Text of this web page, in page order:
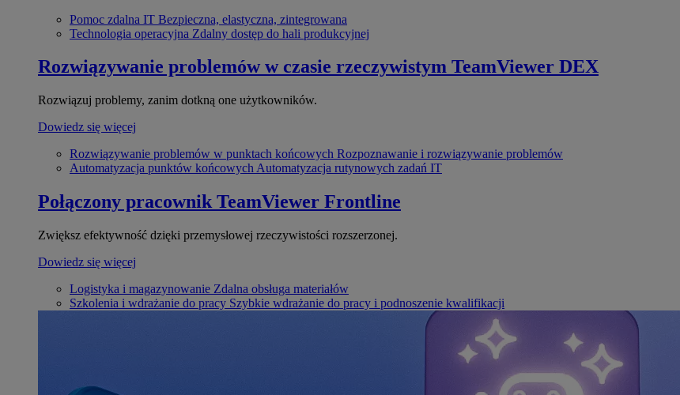
Pomoc zdalna IT Bezpieczna, elastyczna, zintegrowana
Technologia operacyjna Zdalny dostęp do hali produkcyjnej
Rozwiązywanie problemów w czasie rzeczywistym TeamViewer DEX
Rozwiązuj problemy, zanim dotkną one użytkowników.
Dowiedz się więcej
Rozwiązywanie problemów w punktach końcowych Rozpoznawanie i rozwiązywanie problemów
Automatyzacja punktów końcowych Automatyzacja rutynowych zadań IT
Połączony pracownik TeamViewer Frontline
Zwiększ efektywność dzięki przemysłowej rzeczywistości rozszerzonej.
Dowiedz się więcej
Logistyka i magazynowanie Zdalna obsługa materiałów
Szkolenia i wdrażanie do pracy Szybkie wdrażanie do pracy i podnoszenie kwalifikacji